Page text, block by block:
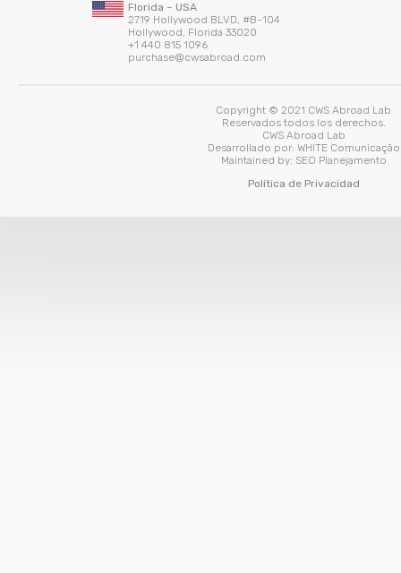
Copyright © 2021 CWS Abroad Lab
Reservados todos los derechos.
CWS Abroad Lab
Desarrollado por: WHITE Comunicação
Maintained by: SEO Planejamento
Política de Privacidad
Florida – USA
2719 Hollywood BLVD, #B-104
Hollywood, Florida 33020
+1 440 815 1096
purchase@cwsabroad.com